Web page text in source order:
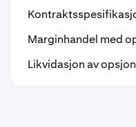
Marginhandel med
Likvidasjon av